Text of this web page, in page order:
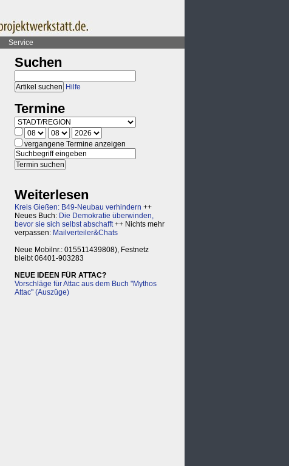
Service
Suchen
Hilfe
Termine
vergangene Termine anzeigen
Weiterlesen
Kreis Gießen: B49-Neubau verhindern ++
Neues Buch: Die Demokratie überwinden,
bevor sie sich selbst abschafft++ Nichts mehr
verpassen: Mailverteiler&Chats
Neue Mobilnr.: 015511439808), Festnetz
bleibt 06401-903283
NEUE IDEEN FÜR ATTAC?
Vorschläge für Attac aus dem Buch "Mythos
Attac" (Auszüge)